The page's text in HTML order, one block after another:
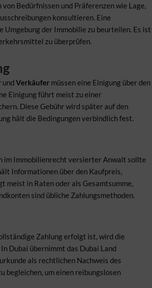
Bedürfnissen und Präferenzen wie Lage,
konsultieren. Eine
der Immobilie zu beurteilen. Es ist
zu überprüfen.
und Verkäufer müssen eine Einigung über den
Einigung führt meist zu einer
Diese Gebühr wird später auf den
hält die Bedingungen verbindlich fest.
im Immobilienrecht versierter Anwalt sollte
Informationen über den Kaufpreis,
meist in Raten oder als Gesamtsumme,
sind übliche Zahlungsmethoden.
Zahlung erfolgt ist, wird die
Dubai übernimmt das Dubai Land
als rechtlichen Nachweis des
begleichen, um einen reibungslosen